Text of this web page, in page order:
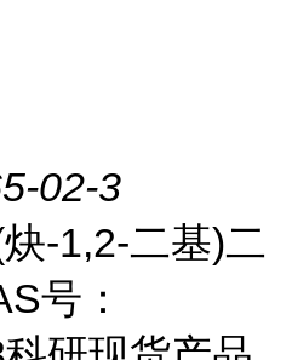
02-3
-1,2-二基)二
号：